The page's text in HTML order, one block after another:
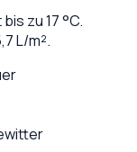
zu 17 °C.
L/m².